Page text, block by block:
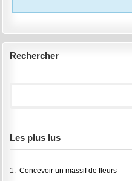
Rechercher
Les plus lus
1.Concevoir un massif de fleurs